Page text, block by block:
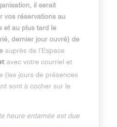
il serait
vos réservations au
et au plus tard le
dernier jour ouvré) de
auprès de l’Espace
avec votre courriel et
(les jours de présences
sont à cocher sur le
heure entamée est due